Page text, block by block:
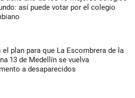
así puede votar por el colegio
el plan para que La Escombrera de la
13 de Medellín se vuelva
a desaparecidos